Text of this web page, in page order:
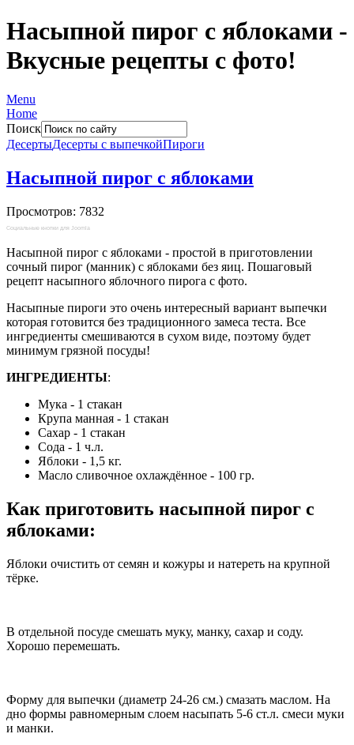
Насыпной пирог с яблоками -
Вкусные рецепты с фото!
Menu
Home
Поиск
ДесертыДесерты с выпечкойПироги
Насыпной пирог с яблоками
Просмотров: 7832
Социальные кнопки для Joomla
Насыпной пирог с яблоками - простой в приготовлении
сочный пирог (манник) с яблоками без яиц. Пошаговый
рецепт насыпного яблочного пирога с фото.
Насыпные пироги это очень интересный вариант выпечки
которая готовится без традиционного замеса теста. Все
ингредиенты смешиваются в сухом виде, поэтому будет
минимум грязной посуды!
ИНГРЕДИЕНТЫ:
Мука - 1 стакан
Крупа манная - 1 стакан
Сахар - 1 стакан
Сода - 1 ч.л.
Яблоки - 1,5 кг.
Масло сливочное охлаждённое - 100 гр.
Как приготовить насыпной пирог с
яблоками:
Яблоки очистить от семян и кожуры и натереть на крупной
тёрке.
В отдельной посуде смешать муку, манку, сахар и соду.
Хорошо перемешать.
Форму для выпечки (диаметр 24-26 см.) смазать маслом. На
дно формы равномерным слоем насыпать 5-6 ст.л. смеси муки
и манки.